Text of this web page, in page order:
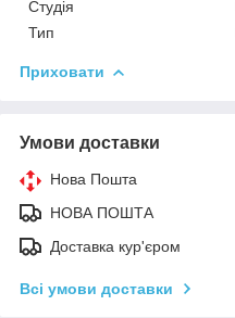
Студія
Тип
Приховати
Умови доставки
Нова Пошта
НОВА ПОШТА
Доставка кур'єром
Всі умови доставки